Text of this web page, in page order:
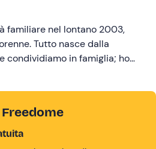
familiare nel lontano 2003,
Tutto nasce dalla
condividiamo in famiglia; ho
a San Vito Lo Capo
da far innamorare chiunque lo
spinge me e i miei collaboratori
per i nostri ospiti: